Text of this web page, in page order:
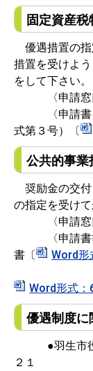
固定資産
優遇措置の指
措置を受けよ
をして下さい。
〈申請窓
〈申請書
式第３号）〔
公共的事業
奨励金の交付
の指定を受け
〈申請窓
〈申請書等
書〔
Word形
公共的
Word形式：
優遇制度に
●羽生市役
２１